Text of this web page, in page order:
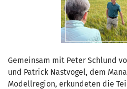
Gemeinsam mit Peter Schlund
und Patrick Nastvogel, dem
Modellregion, erkundeten die